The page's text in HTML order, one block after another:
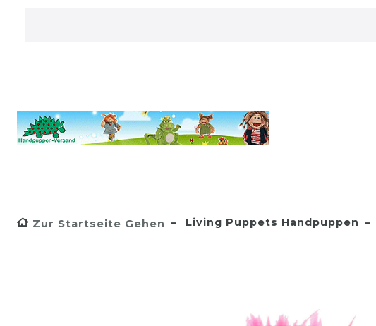
Zur Startseite Gehen Living Puppets Handpuppen